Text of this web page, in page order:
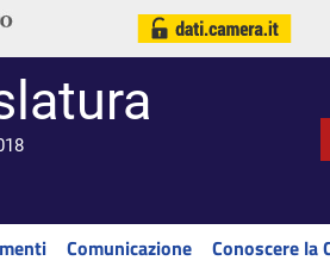
Comunicazione Conoscere la